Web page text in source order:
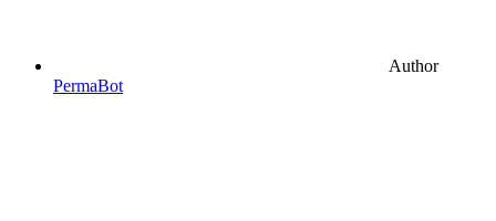
Author
PermaBot